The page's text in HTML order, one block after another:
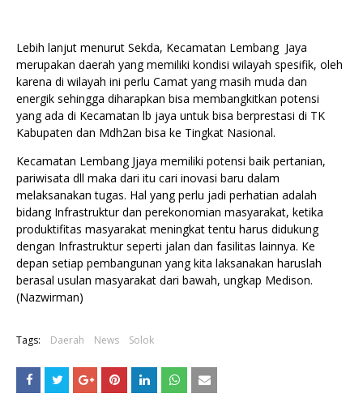
Lebih lanjut menurut Sekda, Kecamatan Lembang Jaya
merupakan daerah yang memiliki kondisi wilayah spesifik, oleh
karena di wilayah ini perlu Camat yang masih muda dan
energik sehingga diharapkan bisa membangkitkan potensi
yang ada di Kecamatan lb jaya untuk bisa berprestasi di TK
Kabupaten dan Mdh2an bisa ke Tingkat Nasional.
Kecamatan Lembang Jjaya memiliki potensi baik pertanian,
pariwisata dll maka dari itu cari inovasi baru dalam
melaksanakan tugas. Hal yang perlu jadi perhatian adalah
bidang Infrastruktur dan perekonomian masyarakat, ketika
produktifitas masyarakat meningkat tentu harus didukung
dengan Infrastruktur seperti jalan dan fasilitas lainnya. Ke
depan setiap pembangunan yang kita laksanakan haruslah
berasal usulan masyarakat dari bawah, ungkap Medison.
(Nazwirman)
Tags: Daerah News Solok